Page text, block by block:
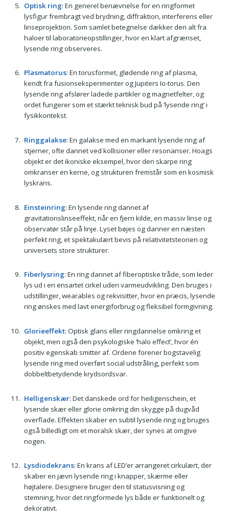
Optisk ring: En generel benævnelse for en ringformet
lysfigur frembragt ved brydning, diffraktion, interferens eller
linseprojektion. Som samlet betegnelse dækker den alt fra
haloer til laboratorieopstillinger, hvor en klart afgrænset,
lysende ring observeres.
Plasmatorus: En torusformet, glødende ring af plasma,
kendt fra fusionseksperimenter og Jupiters Io-torus. Den
lysende ring afslører ladede partikler og magnetfelter, og
ordet fungerer som et stærkt teknisk bud på ‘lysende ring’ i
fysikkontekst.
Ringgalakse: En galakse med en markant lysende ring af
stjerner, ofte dannet ved kollisioner eller resonanser. Hoags
objekt er det ikoniske eksempel, hvor den skarpe ring
omkranser en kerne, og strukturen fremstår som en kosmisk
lyskrans.
Einsteinring: En lysende ring dannet af
gravitationslinseeffekt, når en fjern kilde, en massiv linse og
observatør står på linje. Lyset bøjes og danner en næsten
perfekt ring, et spektakulært bevis på relativitetsteorien og
universets store strukturer.
Fiberlysring: En ring dannet af fiberoptiske tråde, som leder
lys ud i en ensartet cirkel uden varmeudvikling. Den bruges i
udstillinger, wearables og rekvisitter, hvor en præcis, lysende
ring ønskes med lavt energiforbrug og fleksibel formgivning.
Glorieeffekt: Optisk glans eller ringdannelse omkring et
objekt, men også den psykologiske ‘halo effect’, hvor én
positiv egenskab smitter af. Ordene forener bogstavelig
lysende ring med overført social udstråling, perfekt som
dobbeltbetydende krydsordsvar.
Helligenskær: Det danskede ord for heiligenschein, et
lysende skær eller glorie omkring din skygge på dugvåd
overflade. Effekten skaber en subtil lysende ring og bruges
også billedligt om et moralsk skær, der synes at omgive
nogen.
Lysdiodekrans: En krans af LED’er arrangeret cirkulært, der
skaber en jævn lysende ring i knapper, skærme eller
højtalere. Designere bruger den til statusvisning og
stemning, hvor det ringformede lys både er funktionelt og
dekorativt.